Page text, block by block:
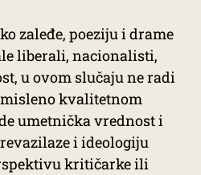
zaleđe, poeziju i drame
liberali, nacionalisti,
u ovom slučaju ne radi
kvalitetnom
umetnička vrednost i
i ideologiju
kritičarke ili